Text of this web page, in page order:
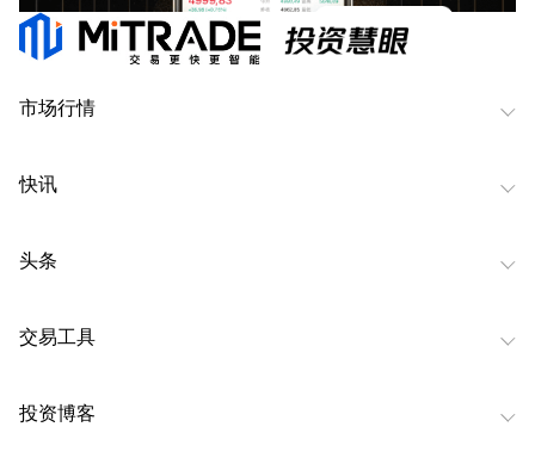
市场行情
快讯
头条
交易工具
投资博客